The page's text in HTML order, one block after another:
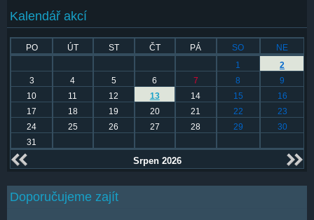
Kalendář akcí
PO ÚT ST ČT PÁ SO
NE
1
2
3
4 5 6 7 8
9
10
11 12 13 14 15
16
17
18 19 20 21 22
23
24
25 26 27 28 29
30
31
Srpen 2026
Doporučujeme zajít